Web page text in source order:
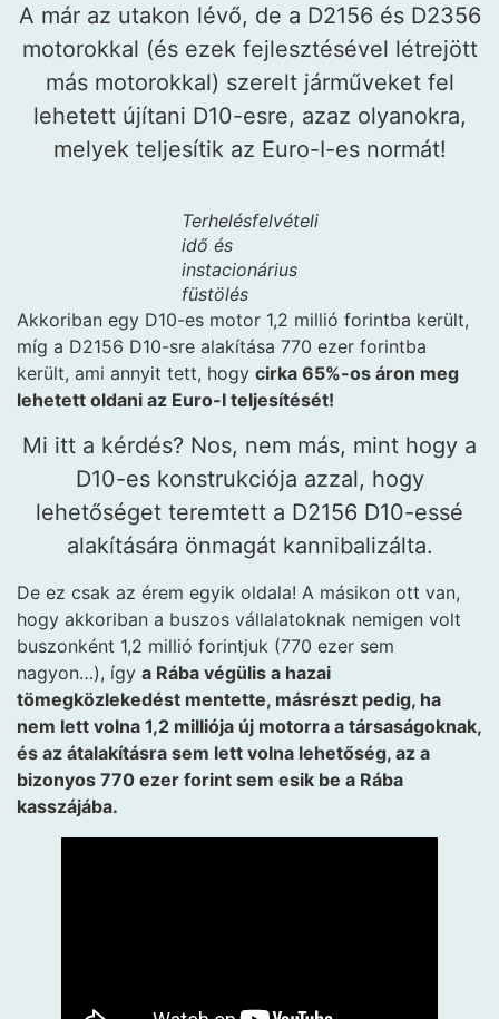
A már az utakon lévő, de a D2156 és D2356
motorokkal (és ezek fejlesztésével létrejött
más motorokkal) szerelt járműveket fel
lehetett újítani D10-esre, azaz olyanokra,
melyek teljesítik az Euro-I-es normát!
Terhelésfelvételi
idő és
instacionárius
füstölés
Akkoriban egy D10-es motor 1,2 millió forintba került,
míg a D2156 D10-sre alakítása 770 ezer forintba
került, ami annyit tett, hogy cirka 65%-os áron meg
lehetett oldani az Euro-I teljesítését!
Mi itt a kérdés? Nos, nem más, mint hogy a
D10-es konstrukciója azzal, hogy
lehetőséget teremtett a D2156 D10-essé
alakítására önmagát kannibalizálta.
De ez csak az érem egyik oldala! A másikon ott van,
hogy akkoriban a buszos vállalatoknak nemigen volt
buszonként 1,2 millió forintjuk (770 ezer sem
nagyon…), így a Rába végülis a hazai
tömegközlekedést mentette, másrészt pedig, ha
nem lett volna 1,2 milliója új motorra a társaságoknak,
és az átalakításra sem lett volna lehetőség, az a
bizonyos 770 ezer forint sem esik be a Rába
kasszájába.